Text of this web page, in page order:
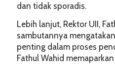
dan tidak sporadis.
Lebih lanjut, Rektor UII,
sambutannya
penting dalam proses
Fathul Wahid